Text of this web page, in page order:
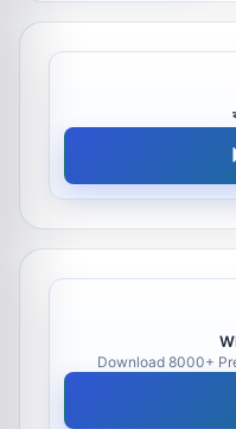
Download 8000+